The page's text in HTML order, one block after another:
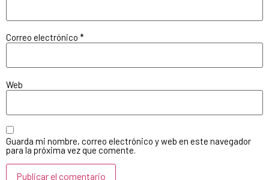
Correo electrónico *
Web
Guarda mi nombre, correo electrónico y web en este navegador
para la próxima vez que comente.